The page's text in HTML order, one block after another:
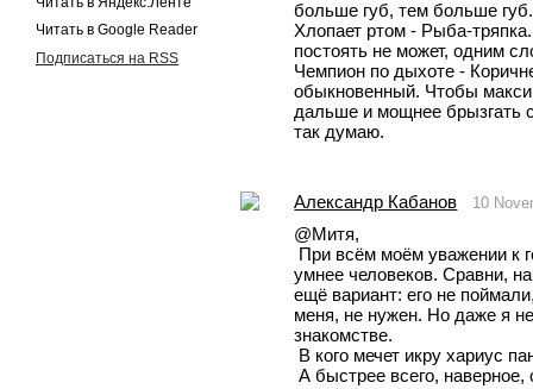
Читать в Google Reader
Подписаться на RSS
больше губ, тем больше
Хлопает ртом - Рыба-
постоять не может, одним
Чемпион по дыхоте -
обыкновенный. Чтобы
дальше и мощнее брызгать
так думаю.
Александр Кабанов 10
@Митя,
умнее человеков. Сравни,
ещё вариант: его не
меня, не нужен. Но даже я
знакомстве.
В кого мечет икру хариус
А быстрее всего, наверное, самец принцессы этой. И он вечно